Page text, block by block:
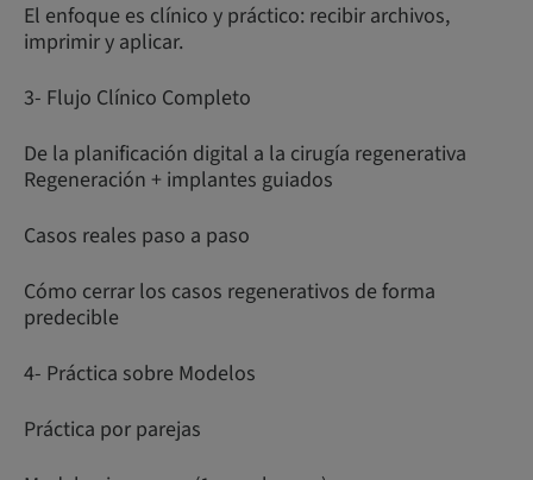
El enfoque es clínico y práctico: recibir archivos,
imprimir y aplicar.
3- Flujo Clínico Completo
De la planificación digital a la cirugía regenerativa
Regeneración + implantes guiados
Casos reales paso a paso
Cómo cerrar los casos regenerativos de forma
predecible
4- Práctica sobre Modelos
Práctica por parejas